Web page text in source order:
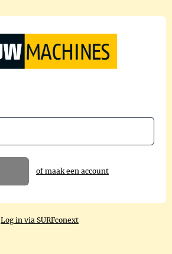
of maak een account
Log in via SURFconext